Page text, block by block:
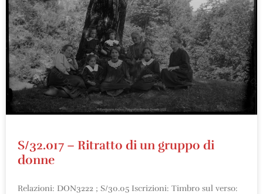
S/32.017 – Ritratto di un gruppo di
donne
Relazioni: DON3222 ; S/30.05 Iscrizioni: Timbro sul verso: